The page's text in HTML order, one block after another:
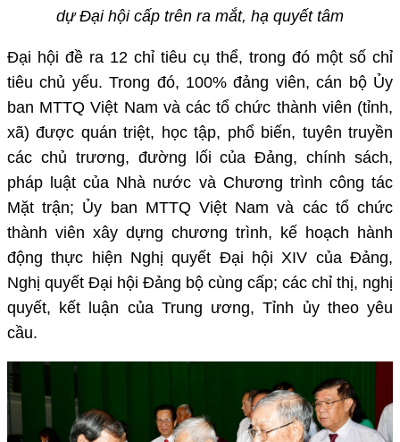
dự Đại hội cấp trên ra mắt, hạ quyết tâm
Đại hội đề ra 12 chỉ tiêu cụ thể, trong đó một số chỉ
tiêu chủ yếu. Trong đó, 100% đảng viên, cán bộ Ủy
ban MTTQ Việt Nam và các tổ chức thành viên (tỉnh,
xã) được quán triệt, học tập, phổ biến, tuyên truyền
các chủ trương, đường lối của Đảng, chính sách,
pháp luật của Nhà nước và Chương trình công tác
Mặt trận; Ủy ban MTTQ Việt Nam và các tổ chức
thành viên xây dựng chương trình, kế hoạch hành
động thực hiện Nghị quyết Đại hội XIV của Đảng,
Nghị quyết Đại hội Đảng bộ cùng cấp; các chỉ thị, nghị
quyết, kết luận của Trung ương, Tỉnh ủy theo yêu
cầu.